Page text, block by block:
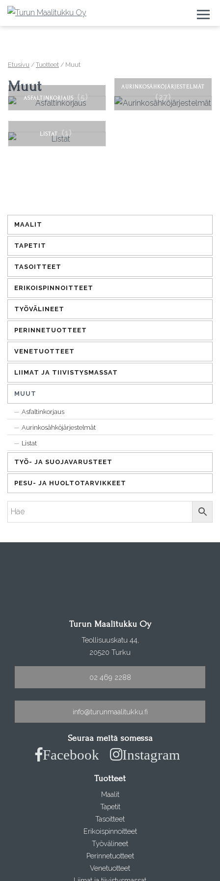
Etusivu / Tuotteet / Muut
Muut
ASFALTINKORJAUS (5)
AURINKOSÄHKÖJÄRJESTELMÄT
(27)
LISTAT (1)
MAALIT
TAPETIT
TASOITTEET
ERIKOISPINNOITTEET
TYÖVÄLINEET
PERINNETUOTTEET
VENETUOTTEET
LIIMAT JA TIIVISTYSMASSAT
MUUT
Asfaltinkorjaus
Aurinkosähköjärjestelmät
Listat
TYÖ- JA SUOJAVARUSTEET
PESU- JA HUOLTOTARVIKKEET
Turun Maalitukku Oy
Teollisuuskatu 44,
20520 Turku
02 469 2288
info@turunmaalitukku.fi
Seuraa meitä somessa
Facebook Instagram
Tuotteet
Maalit
Tapetit
Tasoitteet
Erikoispinnoitteet
Työvälineet
Perinnetuotteet
Venetuotteet